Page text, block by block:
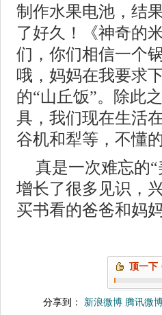
制作水果电池，结
了好久！《神奇的
们，你们相信一个
哦，妈妈在我要求
的“山丘饭”。除此
具，我们现在生活
谷机和犁等，不懂
真是一次难忘的
增长了很多见识，
买书看的爸爸和妈妈
顶一下
分享到： 新浪微博 腾讯微